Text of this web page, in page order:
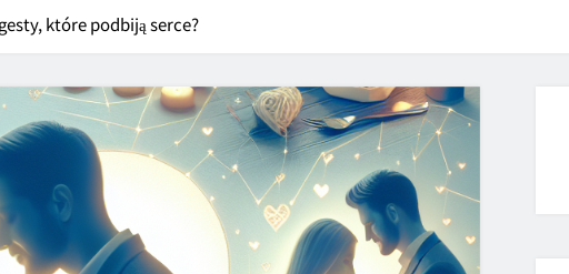
które podbiją serce?